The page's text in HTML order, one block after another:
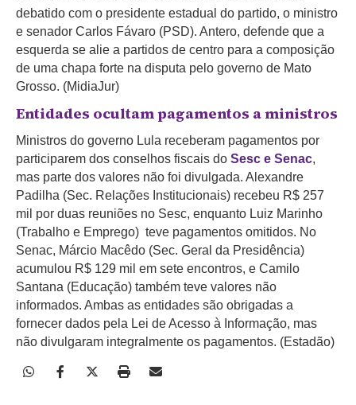
debatido com o presidente estadual do partido, o ministro
e senador Carlos Fávaro (PSD). Antero, defende que a
esquerda se alie a partidos de centro para a composição
de uma chapa forte na disputa pelo governo de Mato
Grosso. (MidiaJur)
Entidades ocultam pagamentos a ministros
Ministros do governo Lula receberam pagamentos por
participarem dos conselhos fiscais do Sesc e Senac,
mas parte dos valores não foi divulgada. Alexandre
Padilha (Sec. Relações Institucionais) recebeu R$ 257
mil por duas reuniões no Sesc, enquanto Luiz Marinho
(Trabalho e Emprego) teve pagamentos omitidos. No
Senac, Márcio Macêdo (Sec. Geral da Presidência)
acumulou R$ 129 mil em sete encontros, e Camilo
Santana (Educação) também teve valores não
informados. Ambas as entidades são obrigadas a
fornecer dados pela Lei de Acesso à Informação, mas
não divulgaram integralmente os pagamentos. (Estadão)